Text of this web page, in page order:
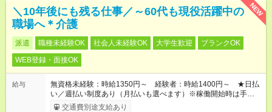
NEW
＼10年後にも残る仕事／～60代も現役活躍中の
職場へ＊介護
派遣 職種未経験OK 社会人未経験OK 大学生歓迎
ブランクOK
WEB登録・面接OK
給与
無資格未経験：時給1350円～ 経験者：時給1400円～ ★日払
い／週払い制度あり（月払いも選べます）※稼働開始時は手続き
完了次第のお支払いとなります。
交通費別途支給あり